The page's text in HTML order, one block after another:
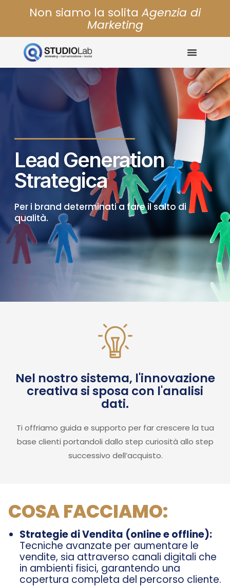
Non siamo la solitaAgenzia di
Marketing
Lead Generation
Strategica
Per i brand determinati a fare il salto di
qualità.
Nel nostro sistema, l'innovazione
creativa si sposa con l'analisi
dati.
Ti offriamo guida e supporto per far crescere la tua
base clienti portandoli dallo step curiosità allo step
successivo dell’acquisto.
COSA FACCIAMO:
Strategie di Vendita (online e offline):
Tecniche avanzate per aumentare le
vendite, sia attraverso canali digitali che
in ambienti fisici, garantendo una
copertura completa del percorso cliente.